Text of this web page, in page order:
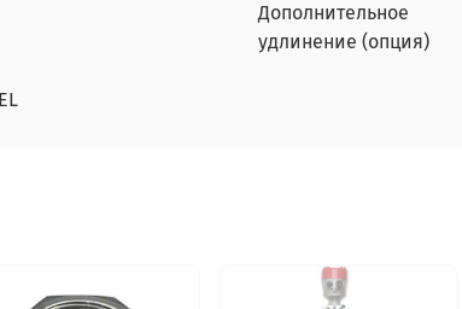
Дополнительное
удлинение (опция)